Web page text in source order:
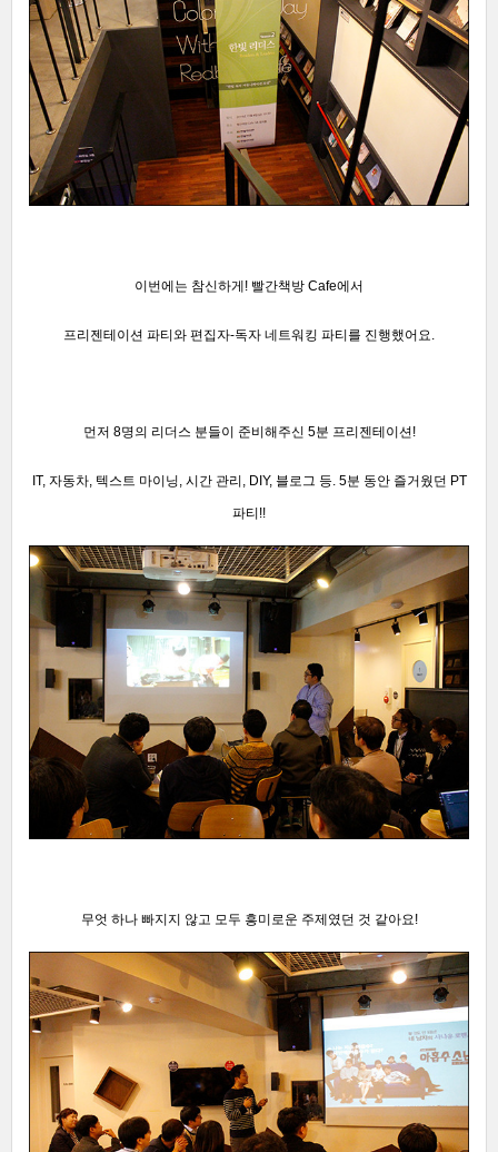
이번에는 참신하게! 빨간책방 Cafe에서
프리젠테이션 파티와 편집자-독자 네트워킹 파티를 진행했어요.
먼저 8명의 리더스 분들이 준비해주신 5분 프리젠테이션!
IT, 자동차, 텍스트 마이닝, 시간 관리, DIY, 블로그 등. 5분 동안 즐거웠던 PT
파티!!
무엇 하나 빠지지 않고 모두 흥미로운 주제였던 것 같아요!